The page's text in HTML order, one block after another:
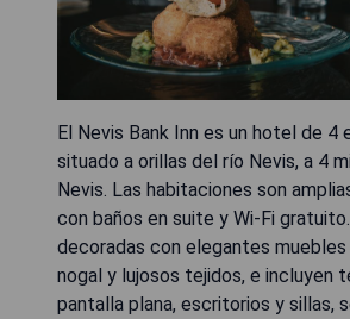
El Nevis Bank Inn es un hotel de 4
situado a orillas del río Nevis, a 4
Nevis. Las habitaciones son
con baños en suite y Wi-Fi
decoradas con elegantes muebles
nogal y lujosos tejidos, e incluyen
pantalla plana, escritorios y sillas,